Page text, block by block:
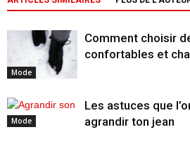
Mode
Comment choisir
confortables et
Mode
Les astuces que
agrandir ton jean